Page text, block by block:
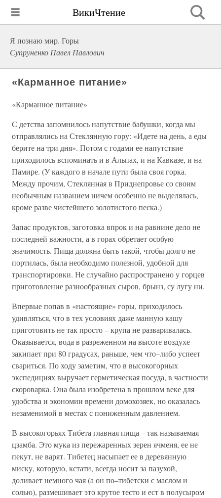
ВикиЧтение
Я познаю мир. Горы
Супруненко Павел Павлович
«Карманное питание»
«Карманное питание»
С детства запомнилось напутствие бабушки, когда мы
отправлялись на Стеклянную гору: «Идете на день, а еды
берите на три дня». Потом с годами ее напутствие
приходилось вспоминать и в Альпах, и на Кавказе, и на
Памире. (У каждого в начале пути была своя горка.
Между прочим, Стеклянная в Приднепровье со своим
необычным названием ничем особенно не выделялась,
кроме разве чистейшего золотистого песка.)
Запас продуктов, заготовка впрок и на равнине дело не
последней важности, а в горах обретает особую
значимость. Пища должна быть такой, чтобы долго не
портилась, была необходимо полезной, удобной для
транспортировки. Не случайно распространено у горцев
приготовление разнообразных сыров, брынз, су лугу ни.
Впервые попав в «настоящие» горы, приходилось
удивляться, что в тех условиях даже манную кашу
приготовить не так просто – крупа не разваривалась.
Оказывается, вода в разреженном на высоте воздухе
закипает при 80 градусах, раньше, чем что–либо успеет
свариться. По ходу заметим, что в высокогорных
экспедициях выручает герметическая посуда, в частности
скороварка. Она была изобретена в прошлом веке для
удобства и экономии времени домохозяек, но оказалась
незаменимой в местах с пониженным давлением.
В высокогорьях Тибета главная пища – так называемая
цзамба. Это мука из пережаренных зерен ячменя, ее не
пекут, не варят. Тибетец насыпает ее в деревянную
миску, которую, кстати, всегда носит за пазухой,
доливает немного чая (а он по–тибетски с маслом и
солью), размешивает это крутое тесто и ест в полусыром